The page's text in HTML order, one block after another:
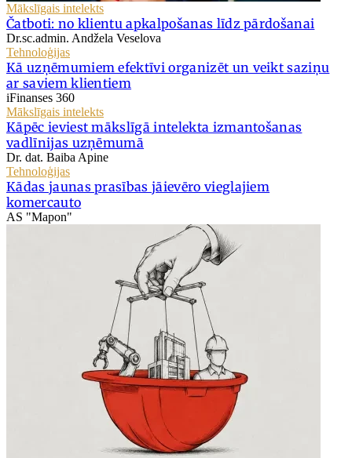
Mākslīgais intelekts
Čatboti: no klientu apkalpošanas līdz pārdošanai
Dr.sc.admin. Andžela Veselova
Tehnoloģijas
Kā uzņēmumiem efektīvi organizēt un veikt saziņu
ar saviem klientiem
iFinanses 360
Mākslīgais intelekts
Kāpēc ieviest mākslīgā intelekta izmantošanas
vadlīnijas uzņēmumā
Dr. dat. Baiba Apine
Tehnoloģijas
Kādas jaunas prasības jāievēro vieglajiem
komercauto
AS "Mapon"